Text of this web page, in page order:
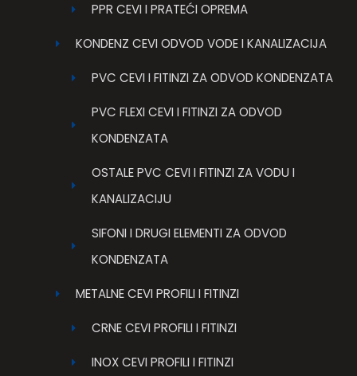
PPR CEVI I PRATEĆI OPREMA
KONDENZ CEVI ODVOD VODE I KANALIZACIJA
PVC CEVI I FITINZI ZA ODVOD KONDENZATA
PVC FLEXI CEVI I FITINZI ZA ODVOD
KONDENZATA
OSTALE PVC CEVI I FITINZI ZA VODU I
KANALIZACIJU
SIFONI I DRUGI ELEMENTI ZA ODVOD
KONDENZATA
METALNE CEVI PROFILI I FITINZI
CRNE CEVI PROFILI I FITINZI
INOX CEVI PROFILI I FITINZI